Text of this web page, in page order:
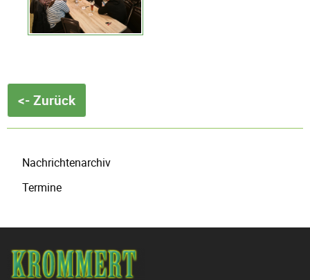
<- Zurück
überspringen
Nachrichtenarchiv
Termine